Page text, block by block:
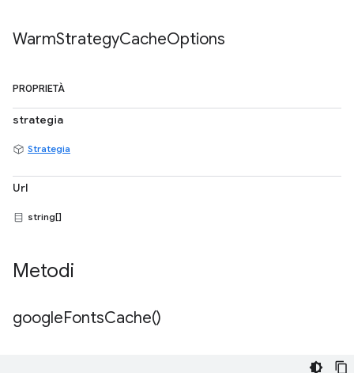
WarmStrategyCacheOptions
PROPRIETÀ
strategia
Strategia
Url
string[]
Metodi
googleFontsCache()